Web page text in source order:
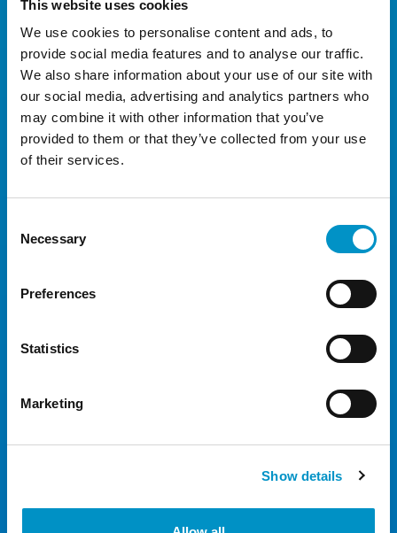
This website uses cookies
We use cookies to personalise content and ads, to
provide social media features and to analyse our traffic.
We also share information about your use of our site with
our social media, advertising and analytics partners who
may combine it with other information that you’ve
provided to them or that they’ve collected from your use
of their services.
Selection
Necessary
Preferences
Statistics
Marketing
Show details
9 Dagen
€ 50,00
10 Dagen
€ 50,00
11 Dagen
€ 55,00
12 Dagen
€ 65,00
21 Dagen
€ 80,00
23 Dagen
€ 90,00